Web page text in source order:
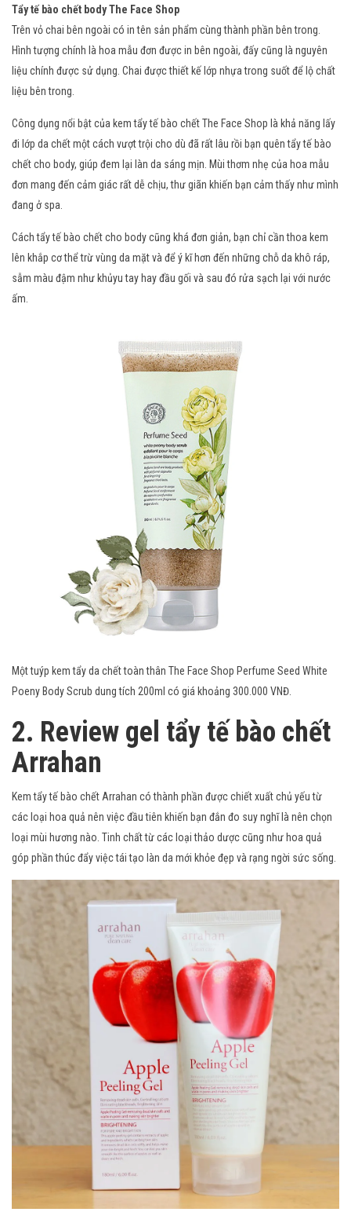
Tẩy tế bào chết body The Face Shop
Trên vỏ chai bên ngoài có in tên sản phẩm cùng thành phần bên trong.
Hình tượng chính là hoa mẫu đơn được in bên ngoài, đấy cũng là nguyên
liệu chính được sử dụng. Chai được thiết kế lớp nhựa trong suốt để lộ chất
liệu bên trong.
Công dụng nổi bật của kem tẩy tế bào chết The Face Shop là khả năng lấy
đi lớp da chết một cách vượt trội cho dù đã rất lâu rồi bạn quên tẩy tế bào
chết cho body, giúp đem lại làn da sáng mịn. Mùi thơm nhẹ của hoa mẫu
đơn mang đến cảm giác rất dễ chịu, thư giãn khiến bạn cảm thấy như mình
đang ở spa.
Cách tẩy tế bào chết cho body cũng khá đơn giản, bạn chỉ cần thoa kem
lên khắp cơ thể trừ vùng da mặt và để ý kĩ hơn đến những chỗ da khô ráp,
sẫm màu đậm như khủyu tay hay đầu gối và sau đó rửa sạch lại với nước
ấm.
Một tuýp kem tẩy da chết toàn thân The Face Shop Perfume Seed White
Poeny Body Scrub dung tích 200ml có giá khoảng 300.000 VNĐ.
2. Review gel tẩy tế bào chết
Arrahan
Kem tẩy tế bào chết Arrahan có thành phần được chiết xuất chủ yếu từ
các loại hoa quả nên việc đầu tiên khiến bạn đắn đo suy nghĩ là nên chọn
loại mùi hương nào. Tinh chất từ các loại thảo dược cũng như hoa quả
góp phần thúc đẩy việc tái tạo làn da mới khỏe đẹp và rạng ngời sức sống.